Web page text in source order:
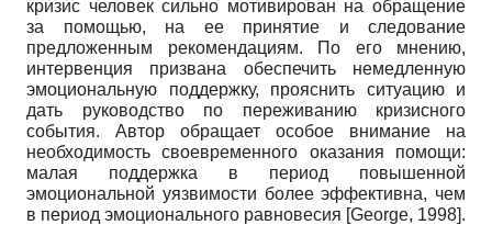
кризис человек сильно мотивирован на обращение
за помощью, на ее принятие и следование
предложенным рекомендациям. По его мнению,
интервенция призвана обеспечить немедленную
эмоциональную поддержку, прояснить ситуацию и
дать руководство по переживанию кризисного
события. Автор обращает особое внимание на
необходимость своевременного оказания помощи:
малая поддержка в период повышенной
эмоциональной уязвимости более эффективна, чем
в период эмоционального равновесия [George, 1998].